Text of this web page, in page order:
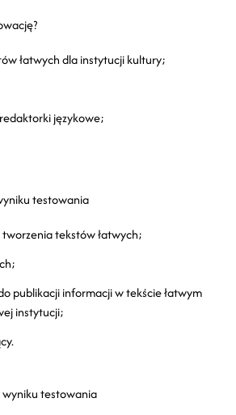
łatwych dla instytucji kultury;
językowe;
testowania
tekstów łatwych;
publikacji informacji w tekście łatwym
instytucji;
testowania